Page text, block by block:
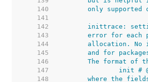
   140
   141
   142
   143
   144
   145
   146
   147
   148